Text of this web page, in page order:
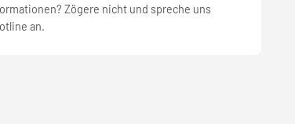
Zögere nicht und spreche uns
an.